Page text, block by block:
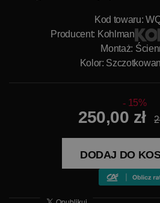
Kod towaru:
Producent: Kohlman
Montaż:
Kolor:
15%
250,00 zł
DODAJ DO